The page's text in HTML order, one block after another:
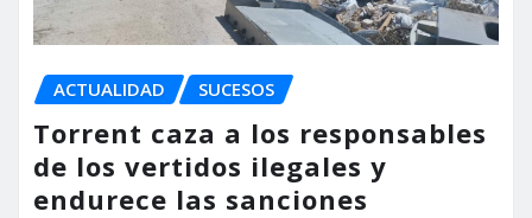
ACTUALIDAD SUCESOS
Torrent caza a los responsables
de los vertidos ilegales y
endurece las sanciones